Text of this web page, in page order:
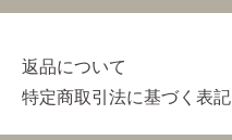
返品について
特定商取引法に基づく表記